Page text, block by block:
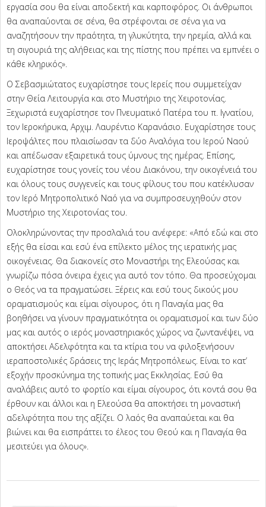
εργασία σου θα είναι αποδεκτή και καρποφόρος. Οι άνθρωποι
θα αναπαύονται σε σένα, θα στρέφονται σε σένα για να
αναζητήσουν την πραότητα, τη γλυκύτητα, την ηρεμία, αλλά και
τη σιγουριά της αλήθειας και της πίστης που πρέπει να εμπνέει ο
κάθε κληρικός».
Ο Σεβασμιώτατος ευχαρίστησε τους Ιερείς που συμμετείχαν
στην Θεία Λειτουργία και στο Μυστήριο της Χειροτονίας.
Ξεχωριστά ευχαρίστησε τον Πνευματικό Πατέρα του π. Ιγνατίου,
τον Ιεροκήρυκα, Αρχιμ. Λαυρέντιο Καρανάσιο. Ευχαρίστησε τους
Ιεροψάλτες που πλαισίωσαν τα δύο Αναλόγια του Ιερού Ναού
και απέδωσαν εξαιρετικά τους ύμνους της ημέρας. Επίσης,
ευχαρίστησε τους γονείς του νέου Διακόνου, την οικογένειά του
και όλους τους συγγενείς και τους φίλους του που κατέκλυσαν
τον Ιερό Μητροπολιτικό Ναό για να συμπροσευχηθούν στον
Μυστήριο της Χειροτονίας του.
Ολοκληρώνοντας την προσλαλιά του ανέφερε: «Από εδώ και στο
εξής θα είσαι και εσύ ένα επίλεκτο μέλος της ιερατικής μας
οικογένειας. Θα διακονείς στο Μοναστήρι της Ελεούσας και
γνωρίζω πόσα όνειρα έχεις για αυτό τον τόπο. Θα προσεύχομαι
ο Θεός να τα πραγματώσει. Ξέρεις και εσύ τους δικούς μου
οραματισμούς και είμαι σίγουρος, ότι η Παναγία μας θα
βοηθήσει να γίνουν πραγματικότητα οι οραματισμοί και των δύο
μας και αυτός ο ιερός μοναστηριακός χώρος να ζωντανέψει, να
αποκτήσει Αδελφότητα και τα κτίρια του να φιλοξενήσουν
ιεραποστολικές δράσεις της Ιεράς Μητροπόλεως. Είναι το κατ’
εξοχήν προσκύνημα της τοπικής μας Εκκλησίας. Εσύ θα
αναλάβεις αυτό το φορτίο και είμαι σίγουρος, ότι κοντά σου θα
έρθουν και άλλοι και η Ελεούσα θα αποκτήσει τη μοναστική
αδελφότητα που της αξίζει. Ο λαός θα αναπαύεται και θα
βιώνει και θα εισπράττει το έλεος του Θεού και η Παναγία θα
μεσιτεύει για όλους».